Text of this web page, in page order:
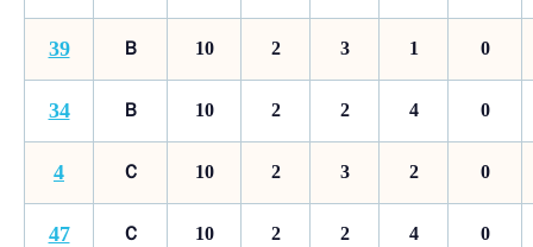
39 Ｂ 10 2 3 1 0
34 Ｂ 10 2 2 4 0
4 Ｃ 10 2 3 2 0
47 Ｃ 10 2 2 4 0